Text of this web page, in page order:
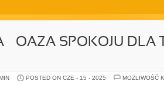
– OAZA SPOKOJU DLA
POSTED ON CZE - 15 - 2025
MOŻLIWOŚĆ